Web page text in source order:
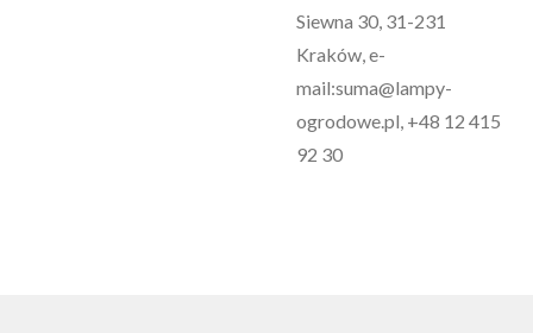
Siewna 30, 31-231
Kraków, e-
mail:suma@lampy-
ogrodowe.pl, +48 12 415
92 30